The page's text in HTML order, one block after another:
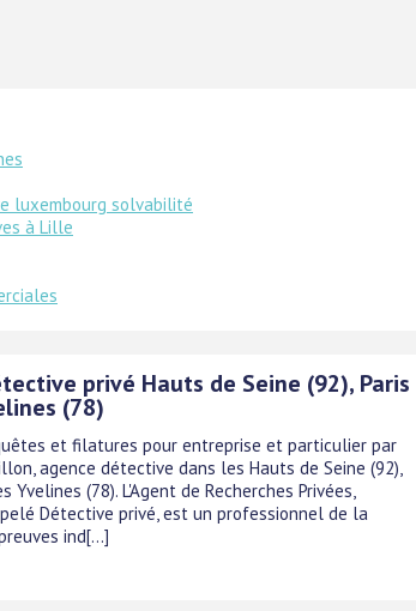
luxembourg solvabilité
à Lille
privé Hauts de Seine (92), Paris
(78)
et filatures pour entreprise et particulier par
agence détective dans les Hauts de Seine (92),
Yvelines (78). L'Agent de Recherches Privées,
Détective privé, est un professionnel de la
ind[...]